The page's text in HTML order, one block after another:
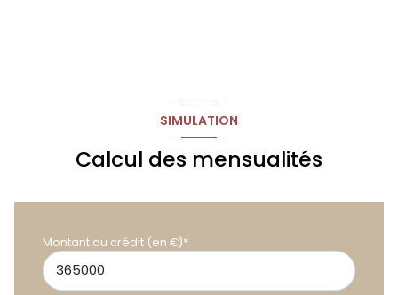
SIMULATION
Calcul des mensualités
Montant du crédit (en €)*